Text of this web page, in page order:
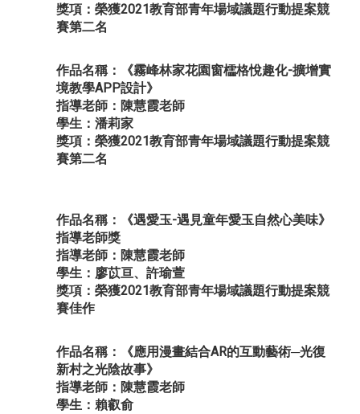
獎項：榮獲2021教育部青年場域議題行動提案競
賽第二名
作品名稱：《霧峰林家花園窗櫺格悅趣化-擴增實
境教學APP設計》
指導老師：陳慧霞老師
學生：潘莉家
獎項：榮獲2021教育部青年場域議題行動提案競
賽第二名
作品名稱：《遇愛玉-遇見童年愛玉自然心美味》
指導老師獎
指導老師：陳慧霞老師
學生：廖苡亘、許瑜萱
獎項：榮獲2021教育部青年場域議題行動提案競
賽佳作
作品名稱：《應用漫畫結合AR的互動藝術─光復
新村之光陰故事》
指導老師：陳慧霞老師
學生：賴叡俞